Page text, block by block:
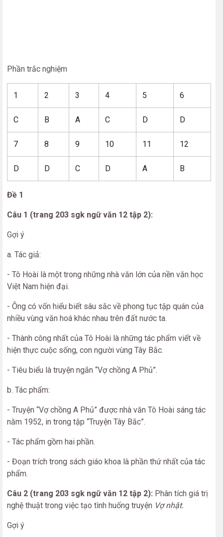
Phần trắc nghiệm
1 2 3 4 5 6
C B A C D D
7 8 9 10 11 12
D D C D A B
Đề 1
Câu 1 (trang 203 sgk ngữ văn 12 tập 2):
Gợi ý
a. Tác giả:
- Tô Hoài là một trong những nhà văn lớn của nền văn học
Việt Nam hiện đại.
- Ông có vốn hiểu biết sâu sắc về phong tục tập quán của
nhiều vùng văn hoá khác nhau trên đất nước ta.
- Thành công nhất của Tô Hoài là những tác phẩm viết về
hiện thực cuộc sống, con người vùng Tây Bắc.
- Tiêu biểu là truyện ngắn “Vợ chồng A Phủ”.
b. Tác phẩm:
- Truyện “Vợ chồng A Phủ” được nhà văn Tô Hoài sáng tác
năm 1952, in trong tập “Truyện Tây Bắc”.
- Tác phẩm gồm hai phần.
- Đoạn trích trong sách giáo khoa là phần thứ nhất của tác
phẩm.
Câu 2 (trang 203 sgk ngữ văn 12 tập 2): Phân tích giá trị
nghệ thuật trong việc tạo tình huống truyện Vợ nhặt.
Gợi ý